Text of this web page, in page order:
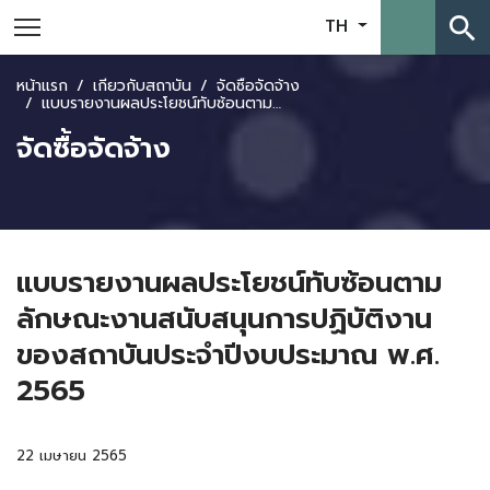
TH search
หน้าแรก เกี่ยวกับสถาบัน จัดซื้อจัดจ้าง
แบบรายงานผลประโยชน์ทับซ้อนตามลักษณะงานสนับสนุนการปฏิบัติงานของสถาบันประจำปีงบประมาณ พ.ศ. 2565
จัดซื้อจัดจ้าง
แบบรายงานผลประโยชน์ทับซ้อนตาม
ลักษณะงานสนับสนุนการปฏิบัติงาน
ของสถาบันประจำปีงบประมาณ พ.ศ.
2565
22 เมษายน 2565